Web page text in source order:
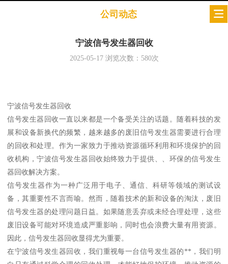
公司动态
宁波信号发生器回收
2025-05-17浏览次数： 580次
宁波信号发生器回收
信号发生器回收一直以来都是一个备受关注的话题。随着科技的发
展和设备新换代的频繁，越来越多的废旧信号发生器需要进行合理
的回收和处理。作为一家致力于推动资源循环利用和环境保护的回
收机构，宁波信号发生器回收始终致力于提供、、环保的信号发生
器回收解决方案。
信号发生器作为一种广泛用于电子、通信、科研等领域的测试设
备，其重要性不言而喻。然而，随着技术的新和设备的淘汰，废旧
信号发生器的处理问题日益。如果随意丢弃或未经合理处理，这些
废旧设备可能对环境造成严重影响，同时也会浪费大量有用资源。
因此，信号发生器回收显得尤为重要。
在宁波信号发生器回收，我们重视每一台信号发生器的**，我们明